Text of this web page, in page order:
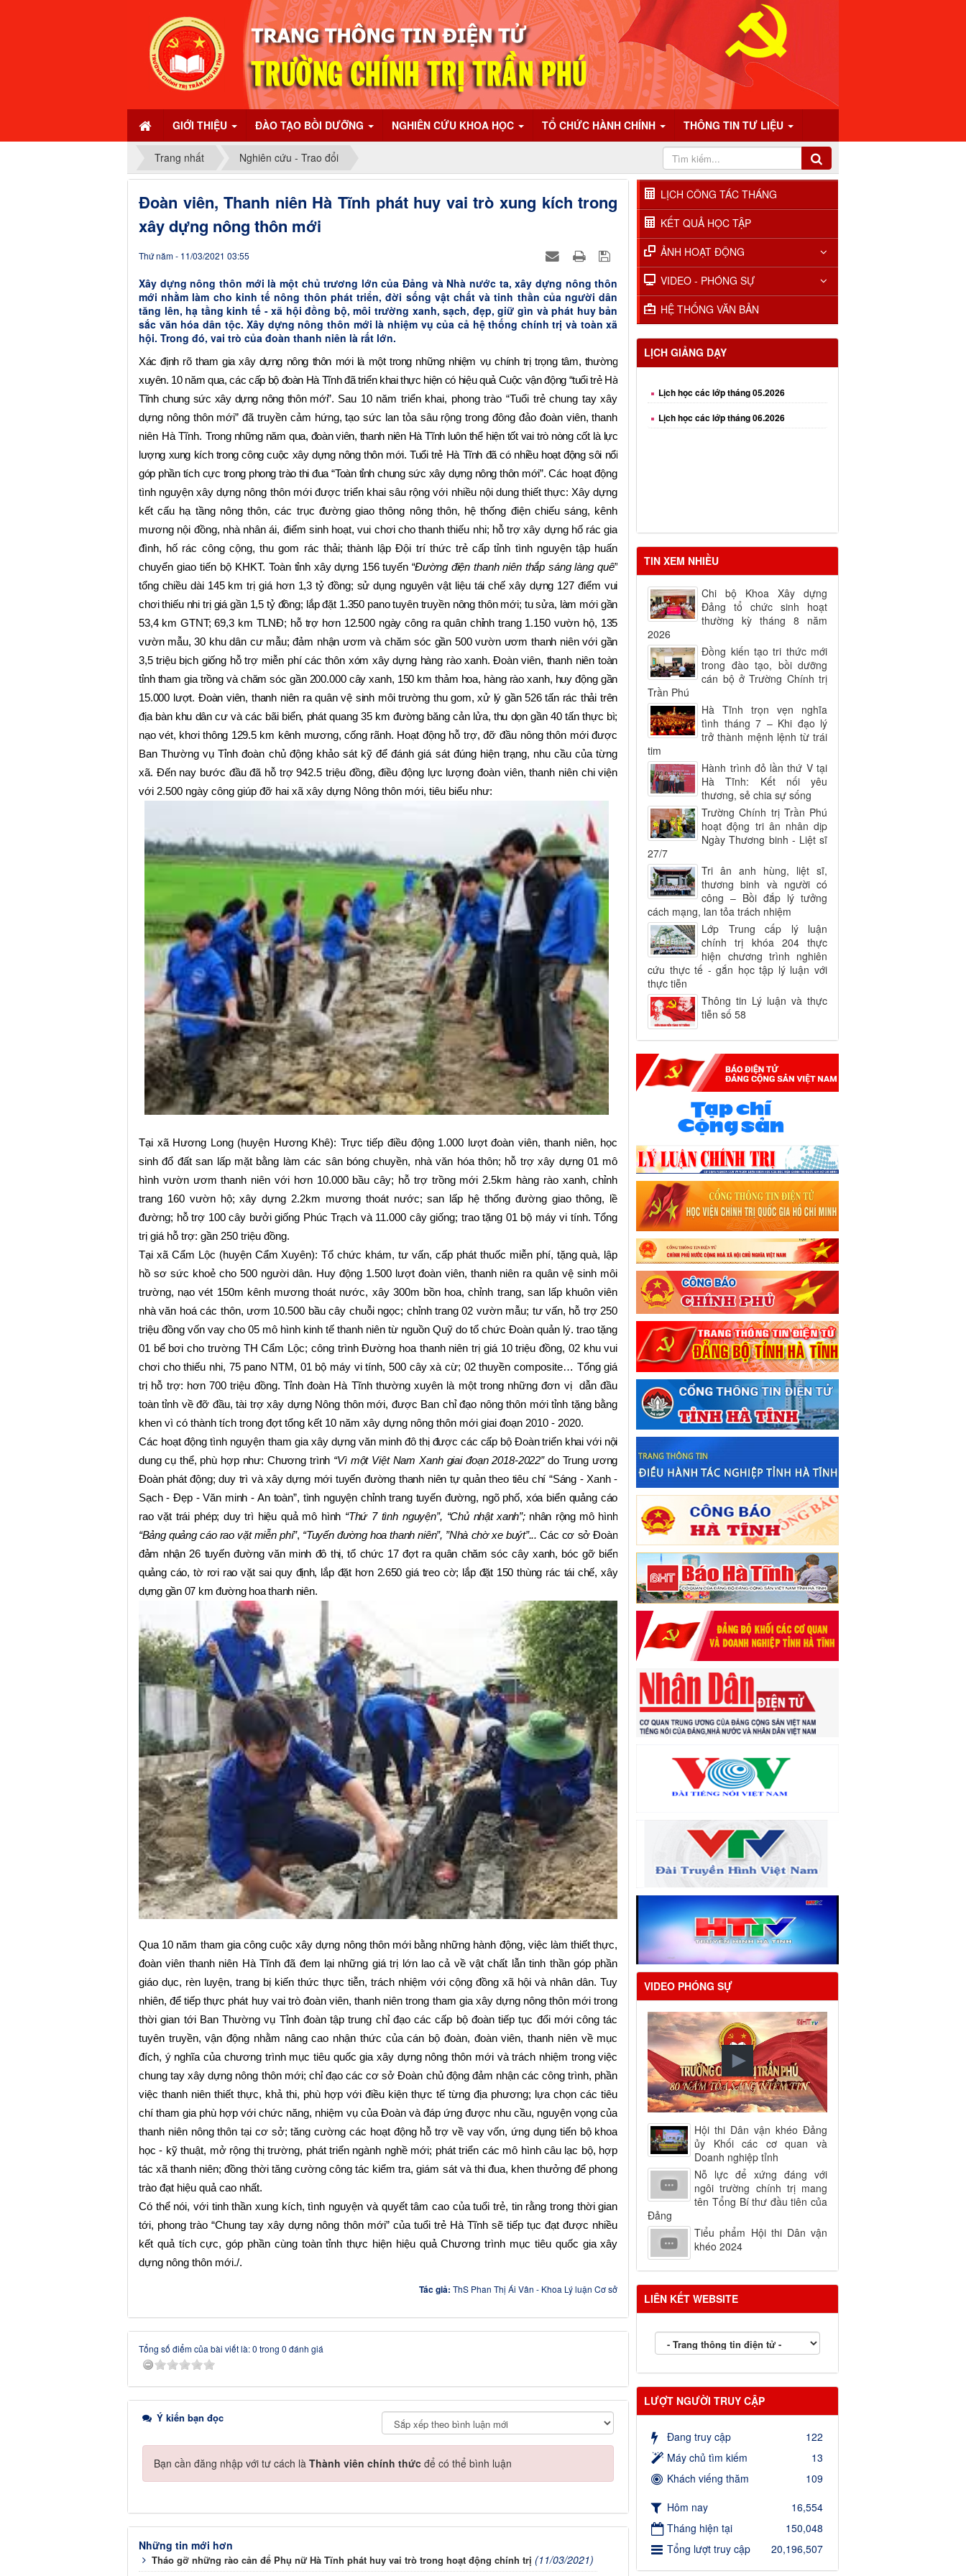
GIỚI THIỆU ĐÀO TẠO BỒI DƯỠNG NGHIÊN CỨU KHOA HỌC TỔ CHỨC HÀNH CHÍNH THÔNG TIN TƯ LIỆU
Trang nhất Nghiên cứu - Trao đổi
Đoàn viên, Thanh niên Hà Tĩnh phát huy vai trò xung kích trong
xây dựng nông thôn mới
Thứ năm - 11/03/2021 03:55
Xây dựng nông thôn mới là một chủ trương lớn của Đảng và Nhà nước ta, xây dựng nông thôn
mới nhằm làm cho kinh tế nông thôn phát triển, đời sống vật chất và tinh thần của người dân
tăng lên, hạ tầng kinh tế - xã hội đồng bộ, môi trường xanh, sạch, đẹp, giữ gìn và phát huy bản
sắc văn hóa dân tộc. Xây dựng nông thôn mới là nhiệm vụ của cả hệ thống chính trị và toàn xã
hội. Trong đó, vai trò của đoàn thanh niên là rất lớn.
Xác định rõ tham gia xây dựng nông thôn mới là một trong những nhiệm vụ chính trị trọng tâm, thường
xuyên. 10 năm qua, các cấp bộ đoàn Hà Tĩnh đã triển khai thực hiện có hiệu quả Cuộc vận động “tuổi trẻ Hà
Tĩnh chung sức xây dựng nông thôn mới”. Sau 10 năm triển khai, phong trào “Tuổi trẻ chung tay xây
dựng nông thôn mới” đã truyền cảm hứng, tạo sức lan tỏa sâu rộng trong đông đảo đoàn viên, thanh
niên Hà Tĩnh.Trong những năm qua, đoàn viên, thanh niên Hà Tĩnh luôn thể hiện tốt vai trò nòng cốt là lực
lượng xung kích trong công cuộc xây dựng nông thôn mới. Tuổi trẻ Hà Tĩnh đã có nhiều hoạt động sôi nổi
góp phần tích cực trong phong trào thi đua “Toàn tỉnh chung sức xây dựng nông thôn mới”. Các hoạt động
tình nguyện xây dựng nông thôn mới được triển khai sâu rộng với nhiều nội dung thiết thực: Xây dựng
kết cấu hạ tầng nông thôn, các trục đường giao thông nông thôn, hệ thống điện chiếu sáng, kênh
mương nội đồng, nhà nhân ái, điểm sinh hoạt, vui chơi cho thanh thiếu nhi; hỗ trợ xây dựng hố rác gia
đình, hố rác công cộng, thu gom rác thải; thành lập Đội trí thức trẻ cấp tỉnh tình nguyện tập huấn
chuyển giao tiến bộ KHKT. Toàn tỉnh xây dựng 156 tuyến “Đường điện thanh niên thắp sáng làng quê”
tổng chiều dài 145 km trị giá hơn 1,3 tỷ đồng; sử dụng nguyên vật liệu tái chế xây dựng 127 điểm vui
chơi thiếu nhi trị giá gần 1,5 tỷ đồng; lắp đặt 1.350 pano tuyên truyền nông thôn mới; tu sửa, làm mới gần
53,4 km GTNT; 69,3 km TLNĐ; hỗ trợ hơn 12.500 ngày công ra quân chỉnh trang 1.150 vườn hộ, 135
vườn mẫu, 30 khu dân cư mẫu; đảm nhận ươm và chăm sóc gần 500 vườn ươm thanh niên với gần
3,5 triệu bịch giống hỗ trợ miễn phí các thôn xóm xây dựng hàng rào xanh. Đoàn viên, thanh niên toàn
tỉnh tham gia trồng và chăm sóc gần 200.000 cây xanh, 150 km thảm hoa, hàng rào xanh, huy động gần
15.000 lượt. Đoàn viên, thanh niên ra quân vệ sinh môi trường thu gom, xử lý gần 526 tấn rác thải trên
địa bàn khu dân cư và các bãi biển, phát quang 35 km đường băng cản lửa, thu dọn gần 40 tấn thực bì;
nạo vét, khơi thông 129.5 km kênh mương, cống rãnh. Hoạt động hỗ trợ, đỡ đầu nông thôn mới được
Ban Thường vụ Tỉnh đoàn chủ động khảo sát kỹ để đánh giá sát đúng hiện trạng, nhu cầu của từng
xã. Đến nay bước đầu đã hỗ trợ 942.5 triệu đồng, điều động lực lượng đoàn viên, thanh niên chi viện
với 2.500 ngày công giúp đỡ hai xã xây dựng Nông thôn mới, tiêu biểu như:
Tại xã Hương Long (huyện Hương Khê): Trực tiếp điều động 1.000 lượt đoàn viên, thanh niên, học
sinh đổ đất san lấp mặt bằng làm các sân bóng chuyền, nhà văn hóa thôn; hỗ trợ xây dựng 01 mô
hình vườn ươm thanh niên với hơn 10.000 bầu cây; hỗ trợ trồng mới 2.5km hàng rào xanh, chỉnh
trang 160 vườn hộ; xây dựng 2.2km mương thoát nước; san lấp hệ thống đường giao thông, lề
đường; hỗ trợ 100 cây bưởi giống Phúc Trạch và 11.000 cây giống; trao tặng 01 bộ máy vi tính. Tổng
trị giá hỗ trợ: gần 250 triệu đồng.
Tại xã Cẩm Lộc (huyện Cẩm Xuyên): Tổ chức khám, tư vấn, cấp phát thuốc miễn phí, tặng quà, lập
hồ sơ sức khoẻ cho 500 người dân. Huy động 1.500 lượt đoàn viên, thanh niên ra quân vệ sinh môi
trường, nạo vét 150m kênh mương thoát nước, xây 300m bồn hoa, chỉnh trang, san lấp khuôn viên
nhà văn hoá các thôn, ươm 10.500 bầu cây chuỗi ngọc; chỉnh trang 02 vườn mẫu; tư vấn, hỗ trợ 250
triệu đồng vốn vay cho 05 mô hình kinh tế thanh niên từ nguồn Quỹ do tổ chức Đoàn quản lý. trao tặng
01 bể bơi cho trường TH Cẩm Lộc; công trình Đường hoa thanh niên trị giá 10 triệu đồng, 02 khu vui
chơi cho thiếu nhi, 75 pano NTM, 01 bộ máy vi tính, 500 cây xà cừ; 02 thuyền composite… Tổng giá
trị hỗ trợ: hơn 700 triệu đồng. Tỉnh đoàn Hà Tĩnh thường xuyên là một trong những đơn vị dẫn đầu
toàn tỉnh về đỡ đầu, tài trợ xây dựng Nông thôn mới, được Ban chỉ đạo nông thôn mới tỉnh tặng bằng
khen vì có thành tích trong đợt tổng kết 10 năm xây dựng nông thôn mới giai đoạn 2010 - 2020.
Các hoạt động tình nguyện tham gia xây dựng văn minh đô thị được các cấp bộ Đoàn triển khai với nội
dung cụ thể, phù hợp như: Chương trình “Vì một Việt Nam Xanh giai đoạn 2018-2022”do Trung ương
Đoàn phát động; duy trì và xây dựng mới tuyến đường thanh niên tự quản theo tiêu chí “Sáng - Xanh -
Sạch - Đẹp - Văn minh - An toàn”, tình nguyện chỉnh trang tuyến đường, ngõ phố, xóa biển quảng cáo
rao vặt trái phép; duy trì hiệu quả mô hình “Thứ 7 tình nguyện”, “Chủ nhật xanh”;nhân rộng mô hình
“Bảng quảng cáo rao vặt miễn phí”, “Tuyến đường hoa thanh niên”, ”Nhà chờ xe buýt”...Các cơ sở Đoàn
đảm nhận 26 tuyến đường văn minh đô thị, tổ chức 17 đợt ra quân chăm sóc cây xanh, bóc gỡ biển
quảng cáo, tờ rơi rao vặt sai quy định, lắp đặt hơn 2.650 giá treo cờ; lắp đặt 150 thùng rác tái chế, xây
dựng gần 07 km đường hoa thanh niên.
Qua 10 năm tham gia công cuộc xây dựng nông thôn mới bằng những hành động, việc làm thiết thực,
đoàn viên thanh niên Hà Tĩnh đã đem lại những giá trị lớn lao cả về vật chất lẫn tinh thần góp phần
giáo dục, rèn luyện, trang bị kiến thức thực tiễn, trách nhiệm với cộng đồng xã hội và nhân dân. Tuy
nhiên, để tiếp thực phát huy vai trò đoàn viên, thanh niên trong tham gia xây dựng nông thôn mới trong
thời gian tới Ban Thường vụ Tỉnh đoàn tập trung chỉ đạo các cấp bộ đoàn tiếp tục đổi mới công tác
tuyên truyền, vận động nhằm nâng cao nhận thức của cán bộ đoàn, đoàn viên, thanh niên về mục
đích, ý nghĩa của chương trình mục tiêu quốc gia xây dựng nông thôn mới và trách nhiệm trong việc
chung tay xây dựng nông thôn mới; chỉ đạo các cơ sở Đoàn chủ động đảm nhận các công trình, phần
việc thanh niên thiết thực, khả thi, phù hợp với điều kiện thực tế từng địa phương; lựa chọn các tiêu
chí tham gia phù hợp với chức năng, nhiệm vụ của Đoàn và đáp ứng được nhu cầu, nguyện vọng của
thanh niên nông thôn tại cơ sở; tăng cường các hoạt động hỗ trợ về vay vốn, ứng dụng tiến bộ khoa
học - kỹ thuật, mở rộng thị trường, phát triển ngành nghề mới; phát triển các mô hình câu lạc bộ, hợp
tác xã thanh niên; đồng thời tăng cường công tác kiểm tra, giám sát và thi đua, khen thưởng để phong
trào đạt hiệu quả cao nhất.
Có thể nói, với tinh thần xung kích, tình nguyện và quyết tâm cao của tuổi trẻ, tin rằng trong thời gian
tới, phong trào “Chung tay xây dựng nông thôn mới” của tuổi trẻ Hà Tĩnh sẽ tiếp tục đạt được nhiều
kết quả tích cực, góp phần cùng toàn tỉnh thực hiện hiệu quả Chương trình mục tiêu quốc gia xây
dựng nông thôn mới./.
Tác giả:ThS Phan Thị Ái Vân - Khoa Lý luận Cơ sở
Tổng số điểm của bài viết là: 0 trong 0 đánh giá
Ý kiến bạn đọc
Bạn cần đăng nhập với tư cách là Thành viên chính thức để có thể bình luận
Những tin mới hơn
Tháo gỡ những rào cản để Phụ nữ Hà Tĩnh phát huy vai trò trong hoạt động chính trị (11/03/2021)
LỊCH CÔNG TÁC THÁNG
KẾT QUẢ HỌC TẬP
ẢNH HOẠT ĐỘNG
VIDEO - PHÓNG SỰ
HỆ THỐNG VĂN BẢN
LỊCH GIẢNG DẠY
Lịch học các lớp tháng 01.2026
Lịch học các lớp tháng 02.2026
Lịch học các lớp tháng 03.2026
Lịch học các lớp tháng 04.2026
Lịch học các lớp tháng 05.2026
Lịch học các lớp tháng 06.2026
TIN XEM NHIỀU
Chi bộ Khoa Xây dựng
Đảng tổ chức sinh hoạt
thường kỳ tháng 8 năm
2026
Đồng kiến tạo tri thức mới
trong đào tạo, bồi dưỡng
cán bộ ở Trường Chính trị
Trần Phú
Hà Tĩnh trọn vẹn nghĩa
tình tháng 7 – Khi đạo lý
trở thành mệnh lệnh từ trái
tim
Hành trình đỏ lần thứ V tại
Hà Tĩnh: Kết nối yêu
thương, sẻ chia sự sống
Trường Chính trị Trần Phú
hoạt động tri ân nhân dịp
Ngày Thương binh - Liệt sĩ
27/7
Tri ân anh hùng, liệt sĩ,
thương binh và người có
công – Bồi đắp lý tưởng
cách mạng, lan tỏa trách nhiệm
Lớp Trung cấp lý luận
chính trị khóa 204 thực
hiện chương trình nghiên
cứu thực tế - gắn học tập lý luận với
thực tiễn
Thông tin Lý luận và thực
tiễn số 58
VIDEO PHÓNG SỰ
Hội thi Dân vận khéo Đảng
ủy Khối các cơ quan và
Doanh nghiệp tỉnh
Nỗ lực để xứng đáng với
ngôi trường chính trị mang
tên Tổng Bí thư đầu tiên của
Đảng
Tiểu phẩm Hội thi Dân vận
khéo 2024
LIÊN KẾT WEBSITE
LƯỢT NGƯỜI TRUY CẬP
Đang truy cập
122
Máy chủ tìm kiếm
13
Khách viếng thăm
109
Hôm nay
16,554
Tháng hiện tại
150,048
Tổng lượt truy cập
20,196,507